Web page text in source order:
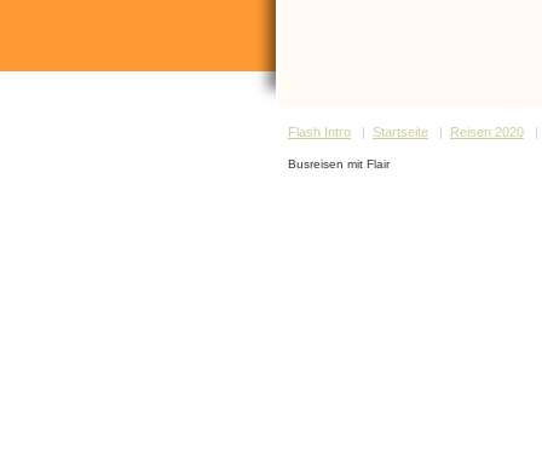
Flash Intro | Startseite | Reisen 2020
Busreisen mit Flair